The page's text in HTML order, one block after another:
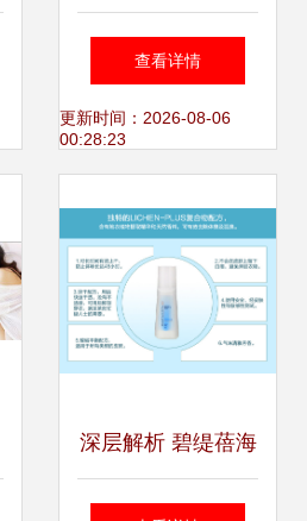
及护理指南 科学认
识与有效应对方法
查看详情
更新时间：2026-08-06
00:28:23
深层解析 碧缇蓓海
外专营店安利止汗